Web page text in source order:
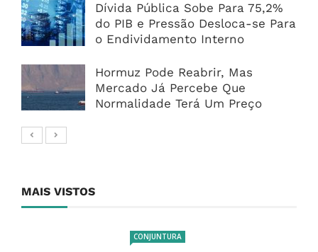
Dívida Pública Sobe Para 75,2%
do PIB e Pressão Desloca-se Para
o Endividamento Interno
Hormuz Pode Reabrir, Mas
Mercado Já Percebe Que
Normalidade Terá Um Preço
MAIS VISTOS
CONJUNTURA